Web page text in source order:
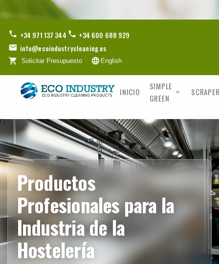
+34 971 137 344
+34 600 688 929
info@ecoindustrycleaning.es
Solicitar Presupuesto English
INICIO
SIMPLE
GREEN
Productos
Profesionales para la
Industria de la
Hostelería